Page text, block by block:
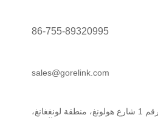
86-755-89320995
sales@gorelink.com
4F، المبنى E، مركز شنتو، رقم 1 شارع هولونغ، منطقة لونغغانغ،